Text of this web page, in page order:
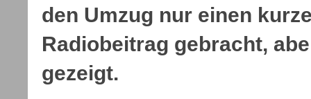
den Umzug nur einen
Radiobeitrag gebracht,
gezeigt.